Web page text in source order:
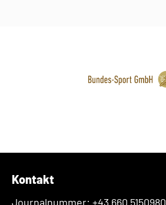
Kontakt
Journalnummer: +43 660 5150980